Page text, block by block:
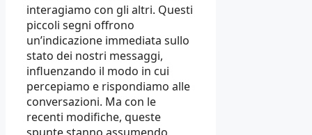
interagiamo con gli altri. Questi
piccoli segni offrono
un’indicazione immediata sullo
stato dei nostri messaggi,
influenzando il modo in cui
percepiamo e rispondiamo alle
conversazioni. Ma con le
recenti modifiche, queste